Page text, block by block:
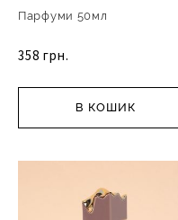
Парфуми 50мл
358 грн.
В КОШИК